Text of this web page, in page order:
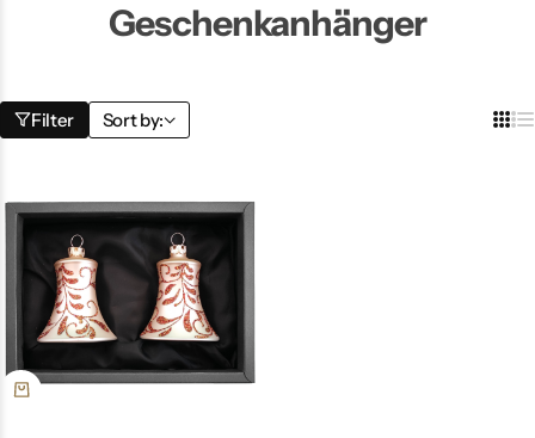
Geschenkanhänger
Filter Sort by: